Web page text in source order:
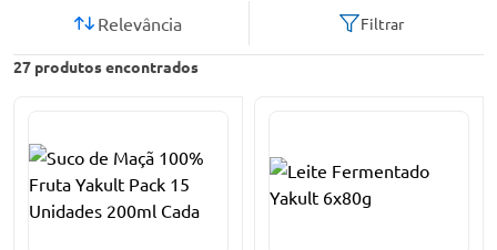
27 produtos encontrados
Relevância Filtrar